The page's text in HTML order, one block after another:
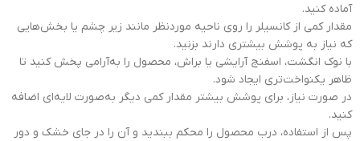
آماده کنید.
مقدار کمی از کانسیلر را روی ناحیه موردنظر مانند زیر چشم یا بخش‌هایی
که نیاز به پوشش بیشتری دارند بزنید.
با نوک انگشت، اسفنج آرایشی یا براش، محصول را به‌آرامی پخش کنید تا
ظاهر یکنواخت‌تری ایجاد شود.
در صورت نیاز، برای پوشش بیشتر مقدار کمی دیگر به‌صورت لایه‌ای اضافه
کنید.
پس از استفاده، درب محصول را محکم ببندید و آن را در جای خشک و دور